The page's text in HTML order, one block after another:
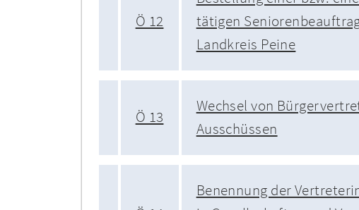
Ö 12
tätigen
Landkreis Peine
Ö 13
Wechsel von
Ausschüssen
Benennung der